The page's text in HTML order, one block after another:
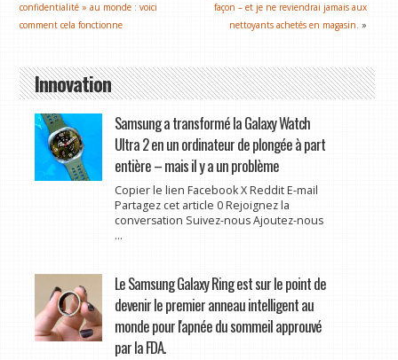
confidentialité » au monde : voici
comment cela fonctionne
façon – et je ne reviendrai jamais aux
nettoyants achetés en magasin. »
Innovation
Samsung a transformé la Galaxy Watch
Ultra 2 en un ordinateur de plongée à part
entière – mais il y a un problème
Copier le lien Facebook X Reddit E-mail
Partagez cet article 0 Rejoignez la
conversation Suivez-nous Ajoutez-nous
...
Le Samsung Galaxy Ring est sur le point de
devenir le premier anneau intelligent au
monde pour l'apnée du sommeil approuvé
par la FDA.